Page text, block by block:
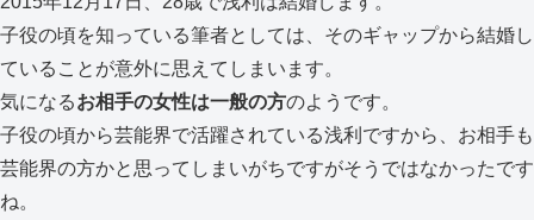
子役の頃を知っている筆者としては、そのギャップから結婚し
ていることが意外に思えてしまいます。
気になるお相手の女性は一般の方のようです。
子役の頃から芸能界で活躍されている浅利ですから、お相手も
芸能界の方かと思ってしまいがちですがそうではなかったです
ね。